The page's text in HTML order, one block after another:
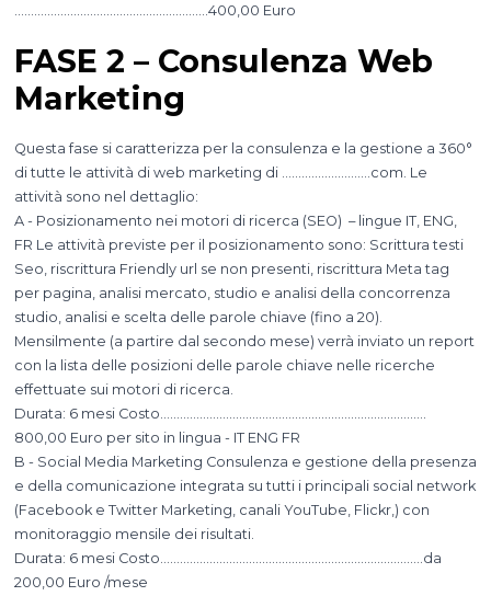
…………………………………………………..400,00 Euro
FASE 2 – Consulenza Web
Marketing
Questa fase si caratterizza per la consulenza e la gestione a 360°
di tutte le attività di web marketing di ………………………com. Le
attività sono nel dettaglio:
A - Posizionamento nei motori di ricerca (SEO) – lingue IT, ENG,
FR Le attività previste per il posizionamento sono: Scrittura testi
Seo, riscrittura Friendly url se non presenti, riscrittura Meta tag
per pagina, analisi mercato, studio e analisi della concorrenza
studio, analisi e scelta delle parole chiave (fino a 20).
Mensilmente (a partire dal secondo mese) verrà inviato un report
con la lista delle posizioni delle parole chiave nelle ricerche
effettuate sui motori di ricerca.
Durata: 6 mesi Costo………………………………………………………………………
800,00 Euro per sito in lingua - IT ENG FR
B - Social Media Marketing Consulenza e gestione della presenza
e della comunicazione integrata su tutti i principali social network
(Facebook e Twitter Marketing, canali YouTube, Flickr,) con
monitoraggio mensile dei risultati.
Durata: 6 mesi Costo……………………………………………………………………..da
200,00 Euro /mese